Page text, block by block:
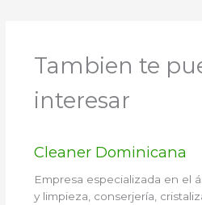
Tambien te
interesar
Cleaner Dominicana
Empresa especializada en el
y limpieza, conserjería,